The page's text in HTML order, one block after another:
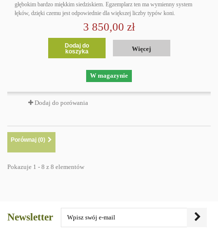
głębokim bardzo miękkim siedziskiem. Egzemplarz ten ma wymienny system
łęków, dzięki czemu jest odpowiednie dla większej liczby typów koni.
3 850,00 zł
Dodaj do
koszyka
Więcej
W magazynie
Dodaj do porówania
Porównaj (0)
Pokazuje 1 - 8 z 8 elementów
Newsletter